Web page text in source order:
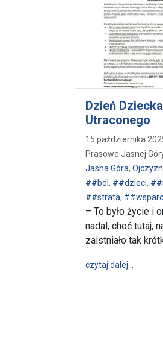
Dzień Dziecka
Utraconego
15 października
Prasowe Jasnej
Jasna Góra,
##ból , ##dzieci,
##strata,
– To było życie i
nadal, choć tutaj,
zaistniało tak
czytaj dalej…